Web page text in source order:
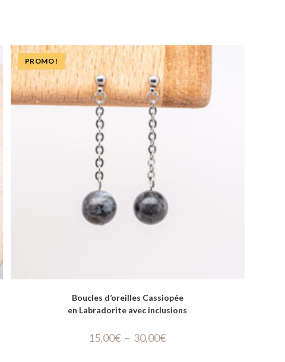
PROMO !
Boucles d’oreilles Cassiopée
en Labradorite avec inclusions
15,00€ – 30,00€